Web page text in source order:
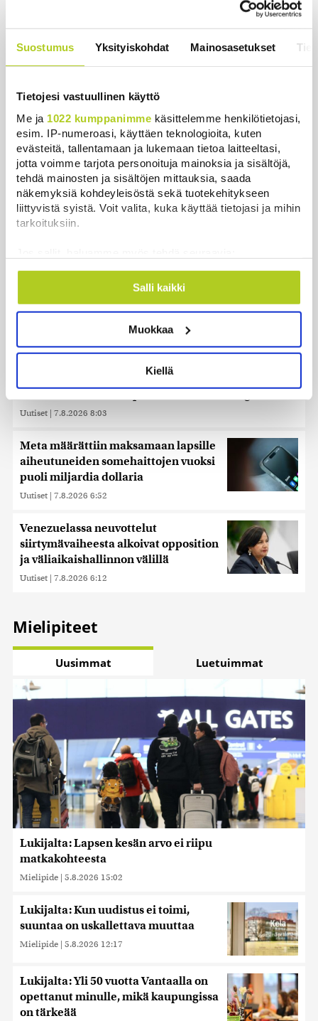
Suostumus Yksityiskohdat Mainosasetukset
Tietojesi vastuullinen käyttö
Me ja 1022 kumppanimme käsittelemme henkilötietojasi,
esim. IP-numeroasi, käyttäen teknologioita, kuten
evästeitä, tallentamaan ja lukemaan tietoa laitteeltasi,
jotta voimme tarjota personoituja mainoksia ja sisältöjä,
tehdä mainosten ja sisältöjen mittauksia, saada
näkemyksiä kohdeyleisöstä sekä tuotekehitykseen
liittyvistä syistä. Voit valita, kuka käyttää tietojasi ja mihin
tarkoituksiin.
Kerätä tietoja maantieteellisestä sijainnistasi,
mahdollisesti muutaman metrin tarkkuudella
ominaispiirteitä aktiivisesti (sormenjäljen
Lue lisää siitä, miten henkilötietojasi käsitellään ja miten
suostumustasi tai peruuttaa sen milloin vain
evästeilmoituksessa.
Käytämme evästeitä tarjoamamme sisällön ja mainosten
räätälöimiseen, sosiaalisen median ominaisuuksien
tukemiseen ja kävijämäärämme analysoimiseen. Lisäksi
jaamme sosiaalisen median, mainosalan ja analytiikka-
alan kumppaneillemme tietoja siitä, miten käytät
sivustoamme. Kumppanimme voivat yhdistää näitä
kerätty, kun olet käyttänyt heidän palvelujaan. Tietoja
saatetaan myös siirtää ulkomaille.
Salli kaikki
Muokkaa
Kiellä
Juutalainen miekkailija voitti
natseille mitalin ja kohotti kätensä
Uutiset | 6.8.2026 21:31
Uutiset
Uusimmat Luetuimmat
Uutiset | 7.8.2026 8:03
Meta määrättiin maksamaan lapsille
aiheutuneiden somehaittojen vuoksi
puoli miljardia dollaria
Uutiset | 7.8.2026 6:52
Venezuelassa neuvottelut
siirtymävaiheesta alkoivat opposition
ja väliaikaishallinnon välillä
Uutiset | 7.8.2026 6:12
Mielipiteet
Uusimmat Luetuimmat
Lukijalta: Lapsen kesän arvo ei riipu
matkakohteesta
Mielipide | 5.8.2026 15:02
Lukijalta: Kun uudistus ei toimi,
suuntaa on uskallettava muuttaa
Mielipide | 5.8.2026 12:17
Lukijalta: Yli 50 vuotta Vantaalla on
opettanut minulle, mikä kaupungissa
on tärkeää